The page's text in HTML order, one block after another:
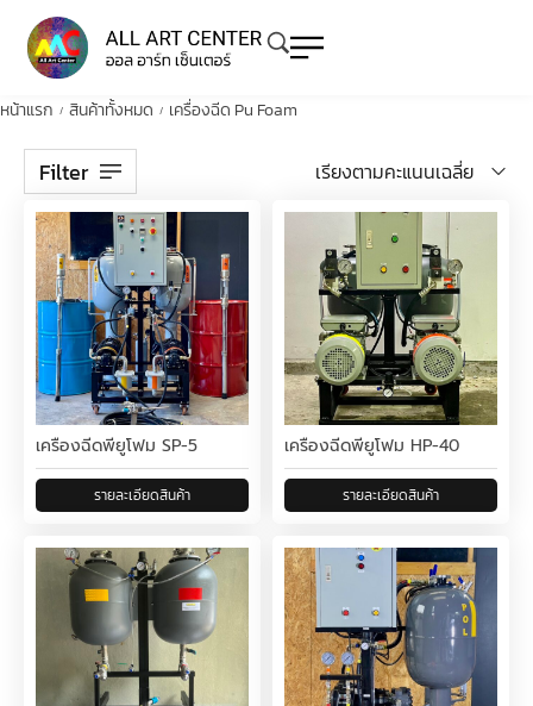
หน้าแรก / สินค้าทั้งหมด / เครื่องฉีด Pu Foam
Filter เรียงตามคะแนนเฉลี่ย
เครื่องฉีดพียูโฟม SP-5 เครื่องฉีดพียูโฟม HP-40